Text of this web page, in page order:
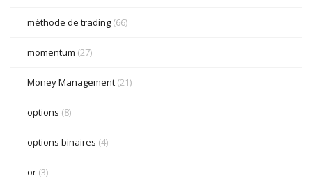
méthode de trading (66)
momentum (27)
Money Management (21)
options (8)
options binaires (4)
or (3)